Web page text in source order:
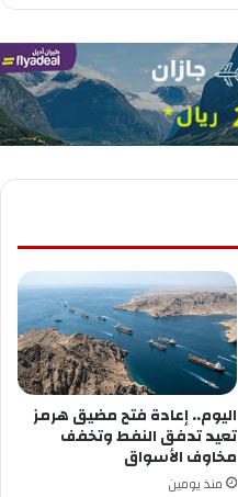
اليوم.. إعادة فتح مضيق هرمز
تعيد تدفق النفط وتخفف
مخاوف الأسواق
منذ يومين